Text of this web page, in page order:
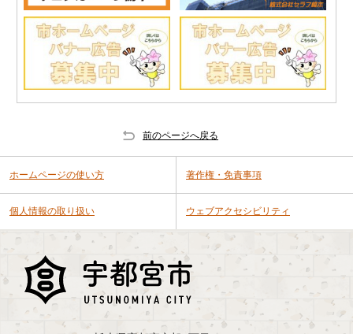
前のページへ戻る
ホームページの使い方 著作権・免責事項
個人情報の取り扱い ウェブアクセシビリティ